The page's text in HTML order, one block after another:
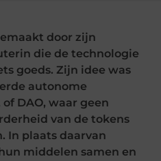
door zijn
die de technologie
goeds. Zijn idee was
autonome
DAO, waar geen
van de tokens
In plaats daarvan
middelen samen en